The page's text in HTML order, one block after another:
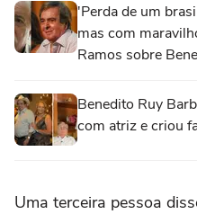
'Perda de um
mas com
Ramos sobre
Benedito Ruy
com atriz e criou
Uma terceira pessoa